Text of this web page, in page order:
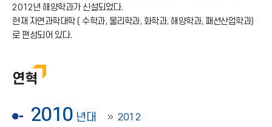
2012년 해양학과가 신설되었다.
현재 자연과학대학 ( 수학과, 물리학과, 화학과, 해양학과, 패션산업학과)
로 편성되어 있다.
연혁
2010 년대
2012